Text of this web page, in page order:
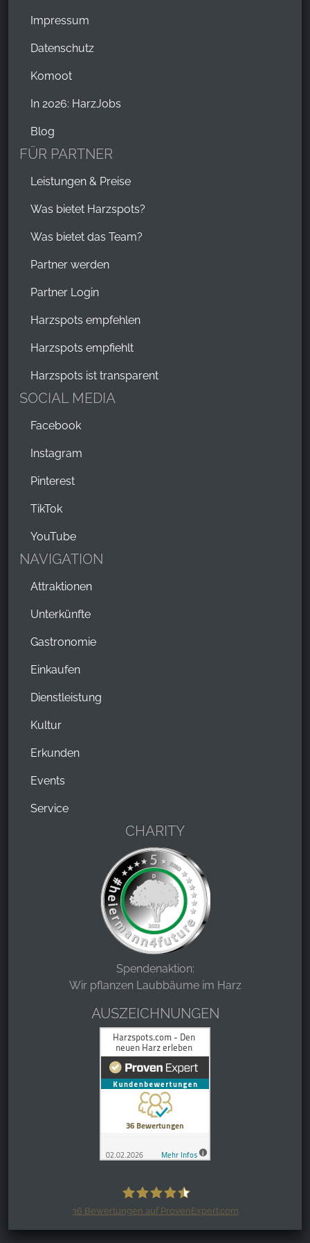
Impressum
Datenschutz
Komoot
In 2026: HarzJobs
Blog
FÜR PARTNER
Leistungen & Preise
Was bietet Harzspots?
Was bietet das Team?
Partner werden
Partner Login
Harzspots empfehlen
Harzspots empfiehlt
Harzspots ist transparent
SOCIAL MEDIA
Facebook
Instagram
Pinterest
TikTok
YouTube
NAVIGATION
Attraktionen
Unterkünfte
Gastronomie
Einkaufen
Dienstleistung
Kultur
Erkunden
Events
Service
CHARITY
Spendenaktion:
Wir pflanzen Laubbäume im Harz
AUSZEICHNUNGEN
Harzspots.com - Den neuen Harz
36 Bewertungen auf ProvenExpert.com
_ga, _gid, _gac_gb_
Anbieter:
Erhebung von Statistiken zur Website-Nutzung
Cookie Laufzeit:
EXTERNE MEDIEN
Plattformen anzeigen zu können, werden von
YouTube